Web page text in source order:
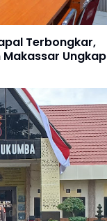
Terbongkar,
Ungkap